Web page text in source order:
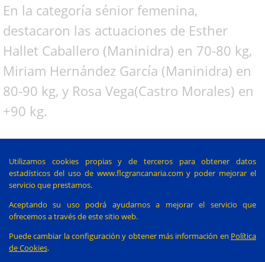
En la categoría sénior femenina,
destacaron las actuaciones de Esther
Hallet Caballero (Maninidra) en 70-80 kg,
Miriam Hernández García (Maninidra) en
80-90 kg, y Rosa Vega(Castro Morales) en
+90 kg.
𝗷𝘂𝘃𝗲𝗻𝗶𝗹𝗲𝘀 𝘆 𝗰𝗮𝗱𝗲𝘁𝗲𝘀
La categoría juvenil masculina confirmó a
luchadores como Ehedey J. Díaz Arévalo
(Pollo de Buen Lugar), Gordou Kaye (San
Bartolomé), Dauny M. Ramírez
Utilizamos cookies propias y de terceros para obtener datos
estadísticos del uso de www.flcgrancanaria.com y poder mejorar el
servicio que prestamos.
Aceptando su uso podrá ayudarnos a mejorar el servicio que
ofrecemos a través de este sitio web.
Puede cambiar la configuración y obtener más información en Política
de Cookies.